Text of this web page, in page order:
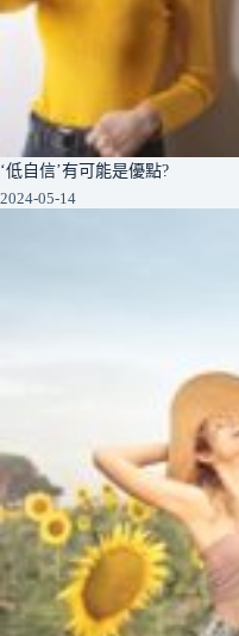
‘低自信’有可能是優點?
2024-05-14